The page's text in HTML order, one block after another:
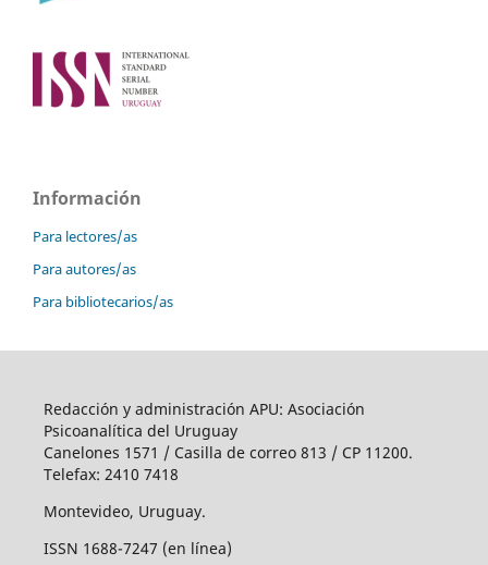
Información
Para lectores/as
Para autores/as
Para bibliotecarios/as
Redacción y administración APU: Asociación
Psicoanalítica del Uruguay
Canelones 1571 / Casilla de correo 813 / CP 11200.
Telefax: 2410 7418
Montevideo, Uruguay.
ISSN 1688-7247 (en línea)